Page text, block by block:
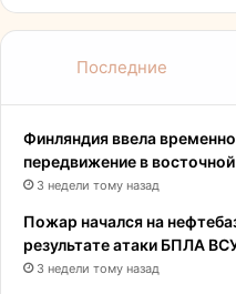
Последние
Финляндия ввела
передвижение в
3 недели тому назад
Пожар начался на
результате атаки БПЛА
3 недели тому назад